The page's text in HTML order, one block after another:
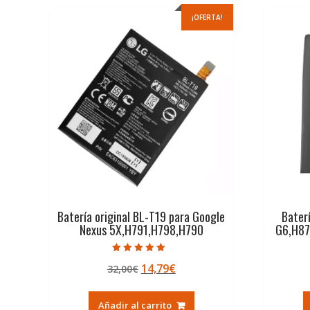
¡OFERTA!
Batería original BL-T19 para Google
Nexus 5X,H791,H798,H790
5.00
de 5
32,00€ El
original
14,79€El
actual
Añadir al carrito